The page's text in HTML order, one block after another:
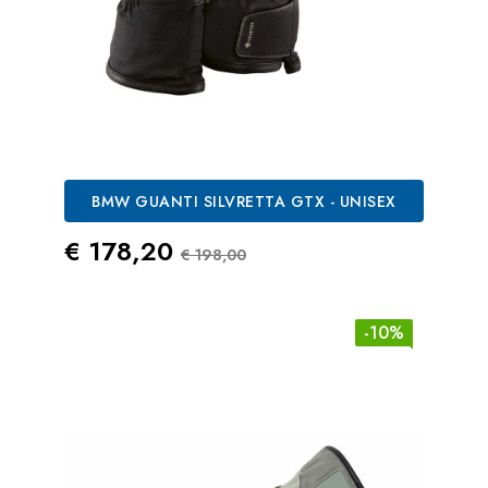
BMW GUANTI SILVRETTA GTX - UNISEX
Prezzo
€ 178,20 Prezzo Standard
€ 198,00
-10%